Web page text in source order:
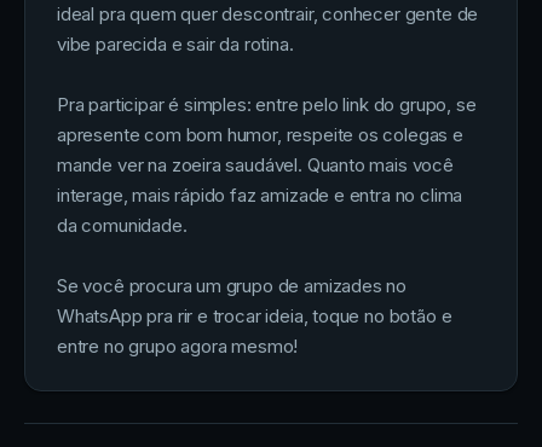
ideal pra quem quer descontrair, conhecer gente de
vibe parecida e sair da rotina.
Pra participar é simples: entre pelo link do grupo, se
apresente com bom humor, respeite os colegas e
mande ver na zoeira saudável. Quanto mais você
interage, mais rápido faz amizade e entra no clima
da comunidade.
Se você procura um grupo de amizades no
WhatsApp pra rir e trocar ideia, toque no botão e
entre no grupo agora mesmo!